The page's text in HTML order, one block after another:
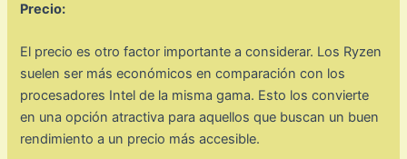
Precio:
El precio es otro factor importante a considerar. Los Ryzen
suelen ser más económicos en comparación con los
procesadores Intel de la misma gama. Esto los convierte
en una opción atractiva para aquellos que buscan un buen
rendimiento a un precio más accesible.